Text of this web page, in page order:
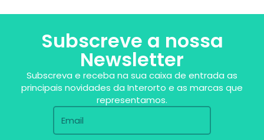
Subscreve a nossa
Newsletter
Subscreva e receba na sua caixa de entrada as
principais novidades da Interorto e as marcas que
representamos.